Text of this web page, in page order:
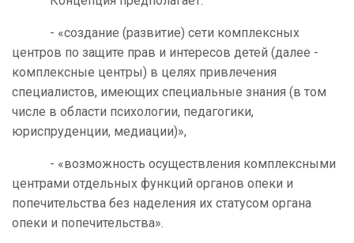
- «создание (развитие) сети комплексных
центров по защите прав и интересов детей (далее -
комплексные центры) в целях привлечения
специалистов, имеющих специальные знания (в том
числе в области психологии, педагогики,
юриспруденции, медиации)»,
- «возможность осуществления комплексными
центрами отдельных функций органов опеки и
попечительства без наделения их статусом органа
опеки и попечительства».